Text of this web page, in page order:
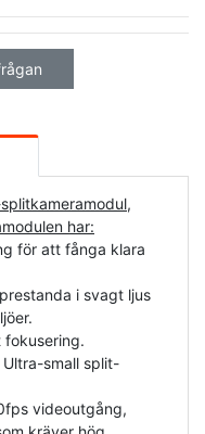
har:
för att fånga klara
i svagt ljus
fokusering.
Ultra-small split-
videoutgång,